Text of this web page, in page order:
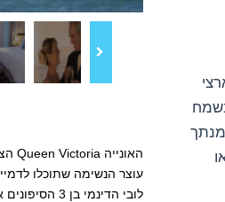
לובי הדינמי בן 3 הסיפונים אשר גרם המדרגות המרהיב ופריטי האומנות הפזורים יראו לגם את טעם החיים יוצא הדופן על אונייה מרהיבה זו.